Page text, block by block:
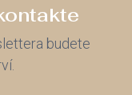
budete